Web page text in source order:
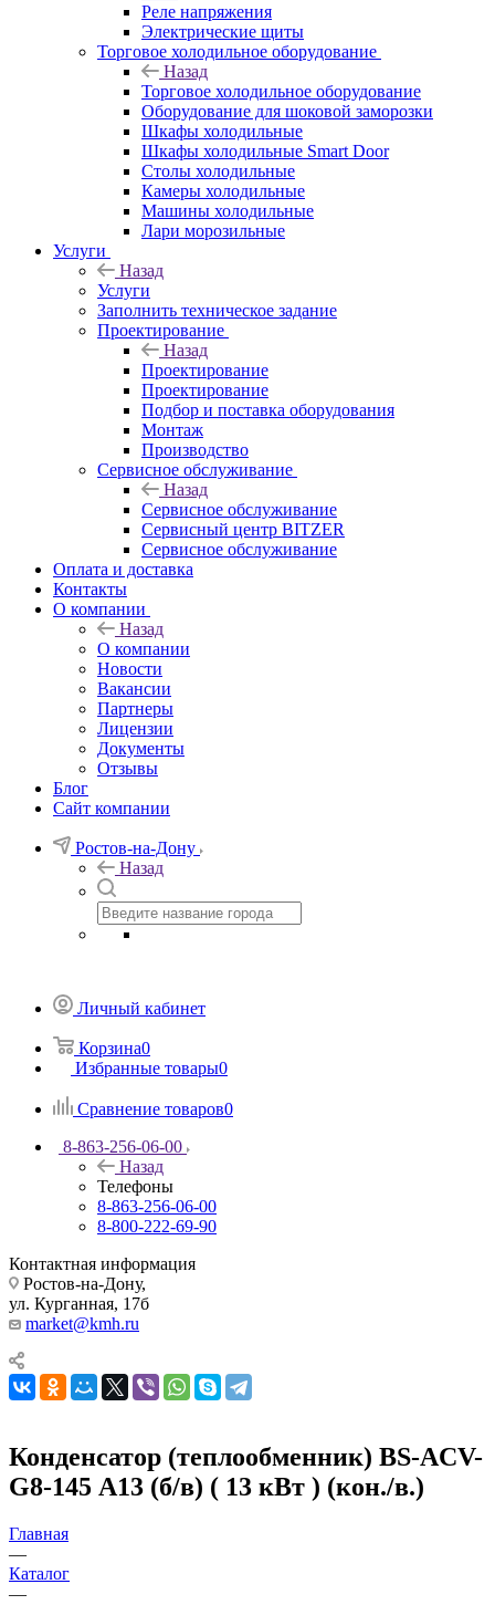
Реле напряжения
Электрические щиты
Торговое холодильное оборудование
Назад
Торговое холодильное оборудование
Оборудование для шоковой заморозки
Шкафы холодильные
Шкафы холодильные Smart Door
Столы холодильные
Камеры холодильные
Машины холодильные
Лари морозильные
Услуги
Назад
Услуги
Заполнить техническое задание
Проектирование
Назад
Проектирование
Проектирование
Подбор и поставка оборудования
Монтаж
Производство
Сервисное обслуживание
Назад
Сервисное обслуживание
Сервисный центр BITZER
Сервисное обслуживание
Оплата и доставка
Контакты
О компании
Назад
О компании
Новости
Вакансии
Партнеры
Лицензии
Документы
Отзывы
Блог
Сайт компании
Ростов-на-Дону
Назад
Личный кабинет
Корзина0
Избранные товары0
Сравнение товаров0
8-863-256-06-00
Назад
Телефоны
8-863-256-06-00
8-800-222-69-90
Контактная информация
Ростов-на-Дону,
ул. Курганная, 17б
market@kmh.ru
Конденсатор (теплообменник) BS-ACV-
G8-145 А13 (б/в) ( 13 кВт ) (кон./в.)
Главная
—
Каталог
—